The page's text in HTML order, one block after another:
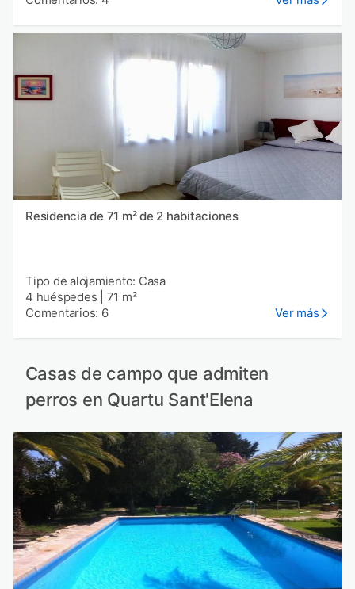
Residencia de 71 m² de 2 habitaciones
Tipo de alojamiento: Casa
4 huéspedes
71 m²
Comentarios: 6
Ver más
Casas de campo que admiten
perros en Quartu Sant'Elena